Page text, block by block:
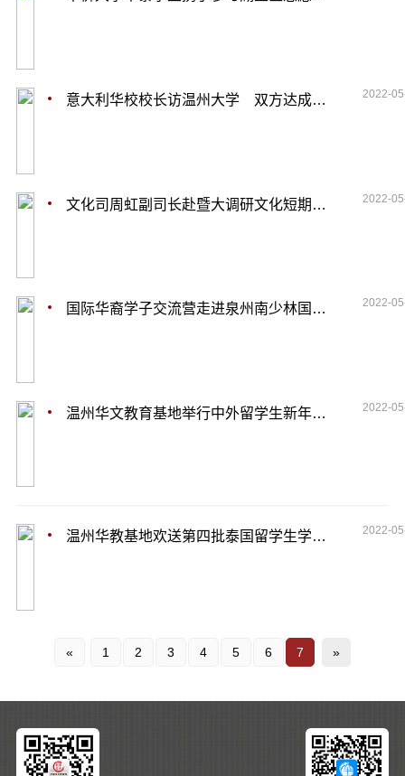
意大利华校校长访温州大学 双方达成合作共识 2022-
文化司周虹副司长赴暨大调研文化短期培训工作 2022-
国际华裔学子交流营走进泉州南少林国际学校 2022-
温州华文教育基地举行中外留学生新年联欢晚会 2022-
温州华教基地欢送第四批泰国留学生学成归国 2022-
« 1 2 3 4 5 6 7 »